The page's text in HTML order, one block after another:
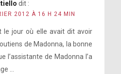
dit :
2012 À 16 H 24 MIN
le jour où elle avait dit avoir
de Madonna, la bonne
l’assistante de Madonna l’a
…